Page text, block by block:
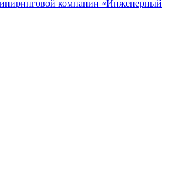
компании «Инженерный